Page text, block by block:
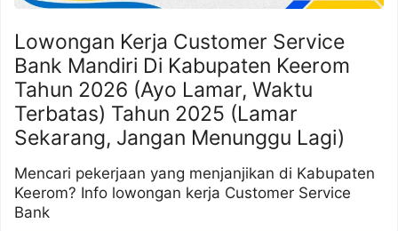
Lowongan Kerja Customer Service
Bank Mandiri Di Kabupaten Keerom
Tahun 2026 (Ayo Lamar, Waktu
Terbatas) Tahun 2025 (Lamar
Sekarang, Jangan Menunggu Lagi)
Mencari pekerjaan yang menjanjikan di Kabupaten
Keerom? Info lowongan kerja Customer Service
Bank